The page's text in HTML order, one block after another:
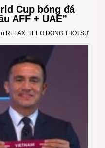
Cup bóng đá
AFF + UAE”
RELAX, THEO DÒNG THỜI SỰ